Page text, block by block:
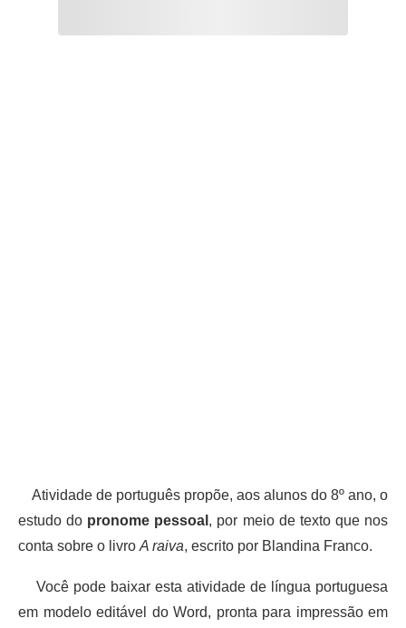
Atividade de português propõe, aos alunos do 8º ano, o
estudo do pronome pessoal , por meio de texto que nos
conta sobre o livro A raiva, escrito por Blandina Franco.
Você pode baixar esta atividade de língua portuguesa
em modelo editável do Word, pronta para impressão em